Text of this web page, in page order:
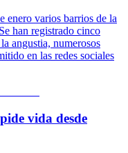
enero varios barrios de la
han registrado cinco
angustia, numerosos
en las redes sociales
vida desde